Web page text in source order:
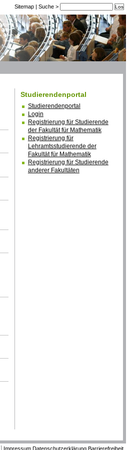
Sitemap |Suche>
Studierendenportal
Studierendenportal
Login
Registrierung für Studierende
der Fakultät für Mathematik
Registrierung für
Lehramtsstudierende der
Fakultät für Mathematik
Registrierung für Studierende
anderer Fakultäten
Impressum Datenschutzerklärung Barrierefreiheit